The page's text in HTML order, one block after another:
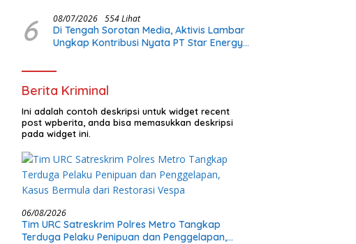
6 08/07/2026 554 Lihat
Di Tengah Sorotan Media, Aktivis Lambar
Ungkap Kontribusi Nyata PT Star Energy:
Infrastruktur Lokal
Berita Kriminal
Ini adalah contoh deskripsi untuk widget recent
post wpberita, anda bisa memasukkan deskripsi
pada widget ini.
06/08/2026
Tim URC Satreskrim Polres Metro Tangkap
Terduga Pelaku Penipuan dan Penggelapan,